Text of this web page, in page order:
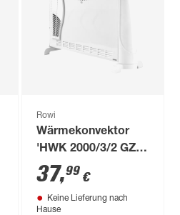
Rowi
Wärmekonvektor
'HWK 2000/3/2 GZ
Premium' 2000 W
37,99 €
Keine Lieferung nach
Hause